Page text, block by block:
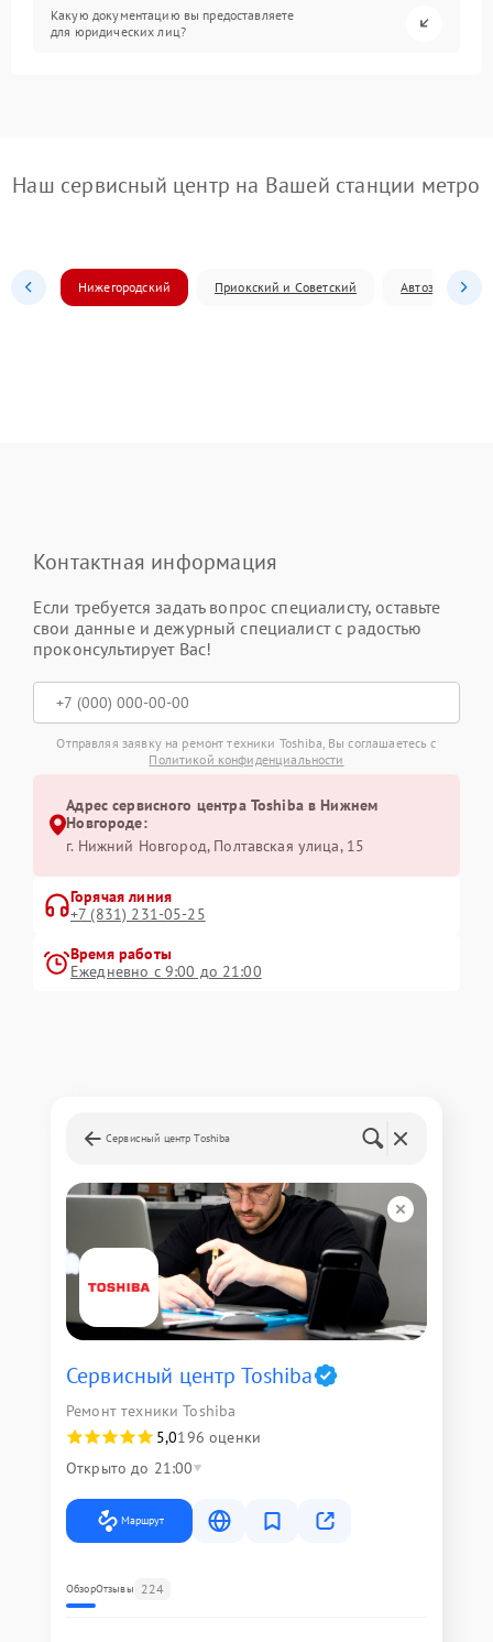
Какую документацию вы предоставляете
для юридических лиц?
Наш сервисный центр на Вашей станции метро
Нижегородский Приокский и Советский Автозаводский
Контактная информация
Если требуется задать вопрос специалисту, оставьте
свои данные и дежурный специалист с радостью
проконсультирует Вас!
Отправляя заявку на ремонт техники Toshiba, Вы соглашаетесь с
Политикой конфиденциальности
Адрес сервисного центра Toshiba в Нижнем
Новгороде:
г. Нижний Новгород, Полтавская улица, 15
Горячая линия
+7 (831) 231-05-25
Время работы
Ежедневно с 9:00 до 21:00
Сервисный центр Toshiba
Сервисный центр Toshiba
Ремонт техники Toshiba
5,0196 оценки
Открыто до 21:00
Маршрут
ОбзорОтзывы 224